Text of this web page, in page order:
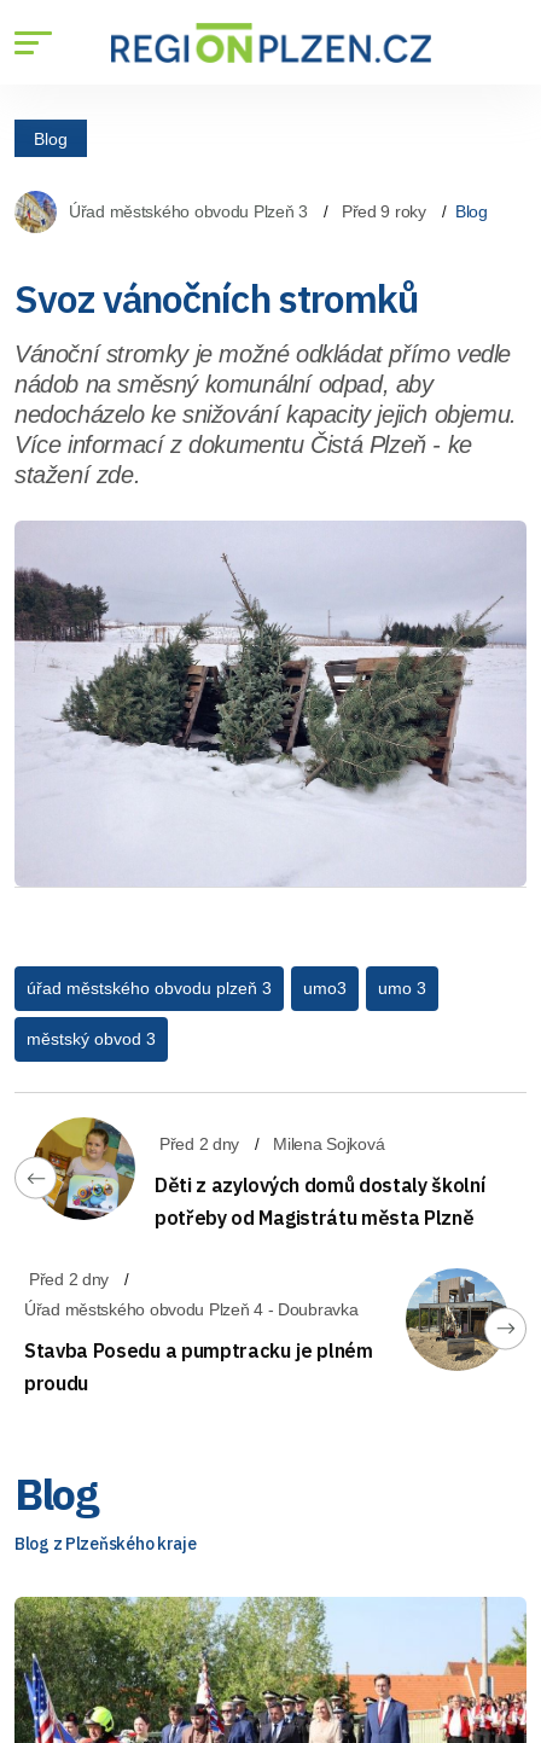
Blog
Úřad městského obvodu Plzeň 3 Před 9 roky Blog
Svoz vánočních stromků
Vánoční stromky je možné odkládat přímo vedle
nádob na směsný komunální odpad, aby
nedocházelo ke snižování kapacity jejich objemu.
Více informací z dokumentu Čistá Plzeň - ke
stažení zde.
úřad městského obvodu plzeň 3 umo3 umo 3
městský obvod 3
Před 2 dny Milena Sojková
Děti z azylových domů dostaly školní
potřeby od Magistrátu města Plzně
Před 2 dny
Úřad městského obvodu Plzeň 4 - Doubravka
Stavba Posedu a pumptracku je plném
proudu
Blog
Blog z Plzeňského kraje